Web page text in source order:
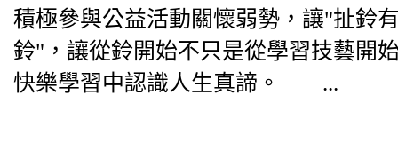
積極參與公益活動關懷弱勢，讓"扯鈴
鈴"，讓從鈴開始不只是從學習技藝開
快樂學習中認識人生真諦。 ...